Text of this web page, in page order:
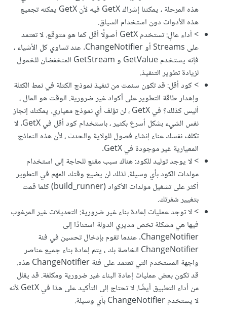
هذه المرحلة ، يمكننا إشراك GetX فيه لأن GetX يمكنه تجميع
هذه الأدوات دون استخدام السياق.
> أداء عالٍ: تستخدم GetX أصولًا أقل كما هو متوقع. لا تعتمد
على Streams أو ChangeNotifier. عند تساوي كل الأشياء ،
فإنه يستخدم GetValue و GetStream المنخفضان للخمول
لزيادة تطوير التنفيذ.
> كود أقل: قد تكون سئمت من تنفيذ نموذج الكتلة في نمط الكتلة
وإهدار طاقة التطوير على أكواد غير ضرورية. الوقت هو المال ،
أليس كذلك؟ في GetX ، لن تؤلف أي نموذج معياري. يمكنك إنجاز
نفس الشيء بشكل أسرع بكثير ، باستخدام كود أقل في GetX. لا
تكلف نفسك عناء إنشاء فصول للولاية والحدث ، لأن هذه النماذج
المعيارية غير موجودة في GetX.
> لا يوجد توليد للكود: هناك سبب مقنع للحاجة إلى استخدام
مولدات الكود بأي وسيلة. لذلك لن يضيع وقتك المهم في التطوير
أكثر على تشغيل مولدات الأكواد (build_runner) كلما قمت
بتغيير شفرتك.
> لا توجد عمليات إعادة بناء غير ضرورية: التعديلات غير المرغوب
فيها هي مشكلة تخص مديري الدولة استنادًا إلى
ChangeNotifier. عندما تقوم بإدخال تحسين في فئة
ChangeNotifier الخاصة بك ، يتم إعادة بناء جميع عناصر
واجهة المستخدم التي تعتمد على فئة ChangeNotifier هذه.
قد تكون بعض عمليات إعادة البناء غير ضرورية ومكلفة. قد يقلل
من أداء التطبيق أيضًا. لا تحتاج إلى التأكيد على هذا في GetX لأنه
لا يستخدم ChangeNotifier بأي وسيلة.